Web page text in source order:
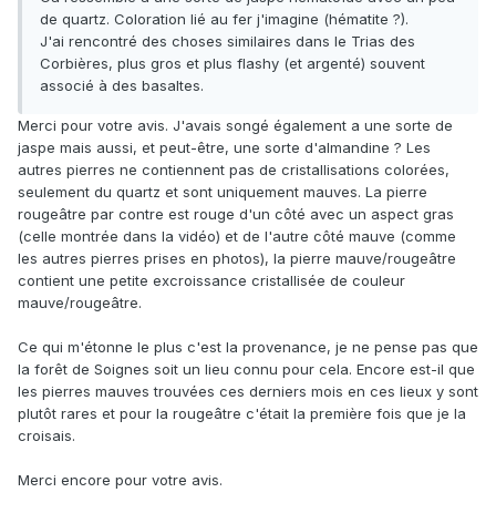
de quartz. Coloration lié au fer j'imagine (hématite ?).
J'ai rencontré des choses similaires dans le Trias des
Corbières, plus gros et plus flashy (et argenté) souvent
associé à des basaltes.
Merci pour votre avis. J'avais songé également a une sorte de
jaspe mais aussi, et peut-être, une sorte d'almandine ? Les
autres pierres ne contiennent pas de cristallisations colorées,
seulement du quartz et sont uniquement mauves. La pierre
rougeâtre par contre est rouge d'un côté avec un aspect gras
(celle montrée dans la vidéo) et de l'autre côté mauve (comme
les autres pierres prises en photos), la pierre mauve/rougeâtre
contient une petite excroissance cristallisée de couleur
mauve/rougeâtre.
Ce qui m'étonne le plus c'est la provenance, je ne pense pas que
la forêt de Soignes soit un lieu connu pour cela. Encore est-il que
les pierres mauves trouvées ces derniers mois en ces lieux y sont
plutôt rares et pour la rougeâtre c'était la première fois que je la
croisais.
Merci encore pour votre avis.